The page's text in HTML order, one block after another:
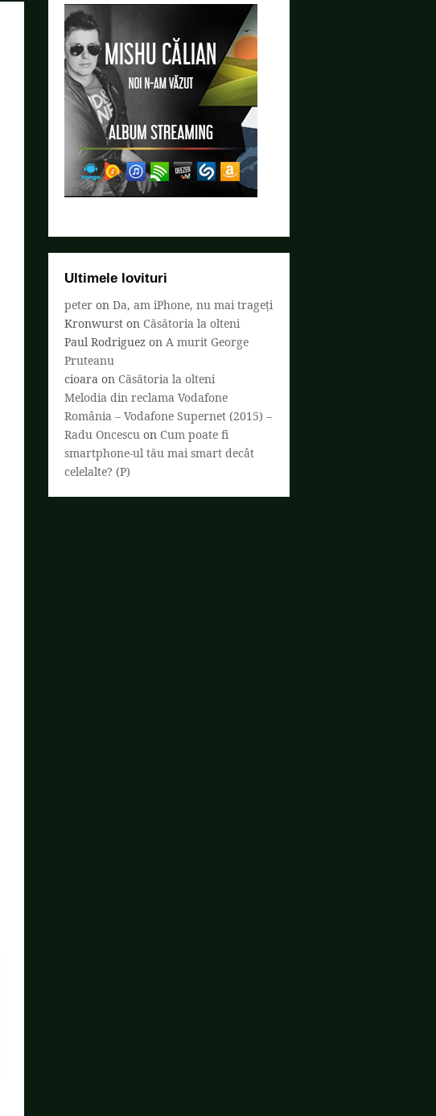
Ultimele lovituri
peter on Da, am iPhone, nu mai trageți
Kronwurst on Căsătoria la olteni
Paul Rodriguez on A murit George
Pruteanu
cioara on Căsătoria la olteni
Melodia din reclama Vodafone
România – Vodafone Supernet (2015) –
Radu Oncescu on Cum poate fi
smartphone-ul tău mai smart decât
celelalte? (P)